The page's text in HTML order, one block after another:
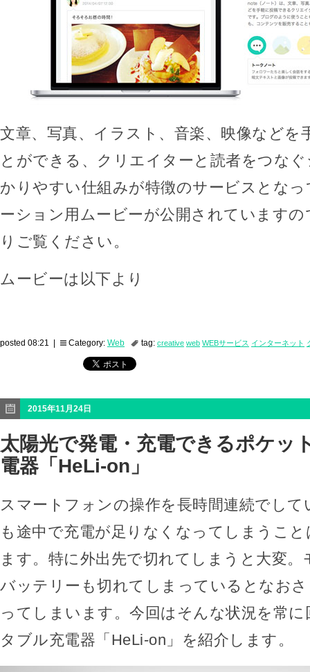
文章、写真、イラスト、音楽、映像などを
とができる、クリエイターと読者をつな
かりやすい仕組みが特徴のサービスとな
ーション用ムービーが公開されています
りご覧ください。
ムービーは以下より
posted 08:21 | Category: Web tag: creative web WEBサービス インターネット
2015年11月24日
太陽光で発電・充電できるポケッ
電器「HeLi-on」
スマートフォンの操作を長時間連続でし
も途中で充電が足りなくなってしまうこ
ます。特に外出先で切れてしまうと大変。
バッテリーも切れてしまっているとなお
ってしまいます。今回はそんな状況を常
タブル充電器「HeLi-on」を紹介します。